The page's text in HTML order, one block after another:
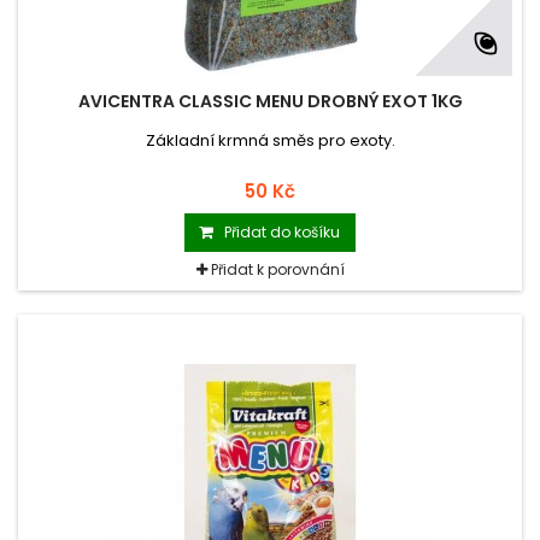
AVICENTRA CLASSIC MENU DROBNÝ EXOT 1KG
Základní krmná směs pro exoty.
50 Kč
Přidat do košíku
Přidat k porovnání